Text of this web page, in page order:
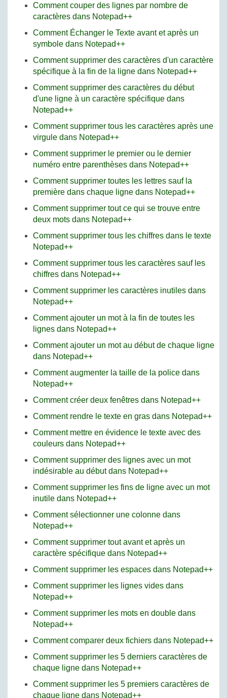
Comment couper des lignes par nombre de
caractères dans Notepad++
Comment Échanger le Texte avant et après un
symbole dans Notepad++
Comment supprimer des caractères d'un caractère
spécifique à la fin de la ligne dans Notepad++
Comment supprimer des caractères du début
d'une ligne à un caractère spécifique dans
Notepad++
Comment supprimer tous les caractères après une
virgule dans Notepad++
Comment supprimer le premier ou le dernier
numéro entre parenthèses dans Notepad++
Comment supprimer toutes les lettres sauf la
première dans chaque ligne dans Notepad++
Comment supprimer tout ce qui se trouve entre
deux mots dans Notepad++
Comment supprimer tous les chiffres dans le texte
Notepad++
Comment supprimer tous les caractères sauf les
chiffres dans Notepad++
Comment supprimer les caractères inutiles dans
Notepad++
Comment ajouter un mot à la fin de toutes les
lignes dans Notepad++
Comment ajouter un mot au début de chaque ligne
dans Notepad++
Comment augmenter la taille de la police dans
Notepad++
Comment créer deux fenêtres dans Notepad++
Comment rendre le texte en gras dans Notepad++
Comment mettre en évidence le texte avec des
couleurs dans Notepad++
Comment supprimer des lignes avec un mot
indésirable au début dans Notepad++
Comment supprimer les fins de ligne avec un mot
inutile dans Notepad++
Comment sélectionner une colonne dans
Notepad++
Comment supprimer tout avant et après un
caractère spécifique dans Notepad++
Comment supprimer les espaces dans Notepad++
Comment supprimer les lignes vides dans
Notepad++
Comment supprimer les mots en double dans
Notepad++
Comment comparer deux fichiers dans Notepad++
Comment supprimer les 5 derniers caractères de
chaque ligne dans Notepad++
Comment supprimer les 5 premiers caractères de
chaque ligne dans Notepad++